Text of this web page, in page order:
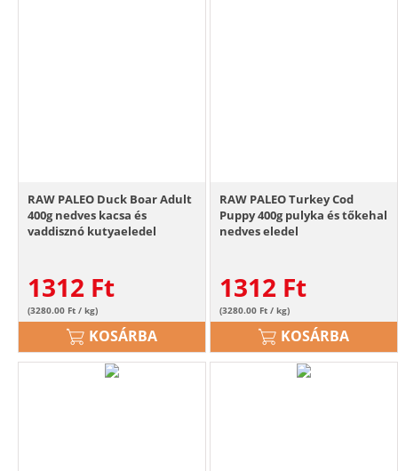
RAW PALEO Duck Boar Adult
400g nedves kacsa és
vaddisznó kutyaeledel
1312 Ft
(3280.00 Ft / kg)
KOSÁRBA
RAW PALEO Turkey Cod
Puppy 400g pulyka és tőkehal
nedves eledel
1312 Ft
(3280.00 Ft / kg)
KOSÁRBA